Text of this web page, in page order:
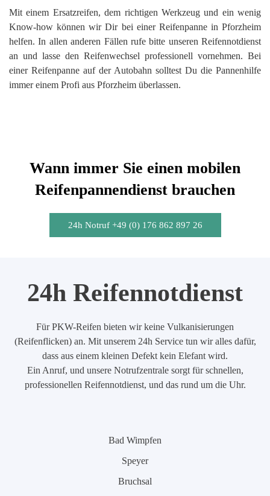
Mit einem Ersatzreifen, dem richtigen Werkzeug und ein wenig
Know-how können wir Dir bei einer Reifenpanne in Pforzheim
helfen. In allen anderen Fällen rufe bitte unseren Reifennotdienst
an und lasse den Reifenwechsel professionell vornehmen. Bei
einer Reifenpanne auf der Autobahn solltest Du die Pannenhilfe
immer einem Profi aus Pforzheim überlassen.
Wann immer Sie einen mobilen
Reifenpannendienst brauchen
24h Notruf +49 (0) 176 862 897 26
24h Reifennotdienst
Für PKW-Reifen bieten wir keine Vulkanisierungen
(Reifenflicken) an. Mit unserem 24h Service tun wir alles dafür,
dass aus einem kleinen Defekt kein Elefant wird.
Ein Anruf, und unsere Notrufzentrale sorgt für schnellen,
professionellen Reifennotdienst, und das rund um die Uhr.
Bad Wimpfen
Speyer
Bruchsal